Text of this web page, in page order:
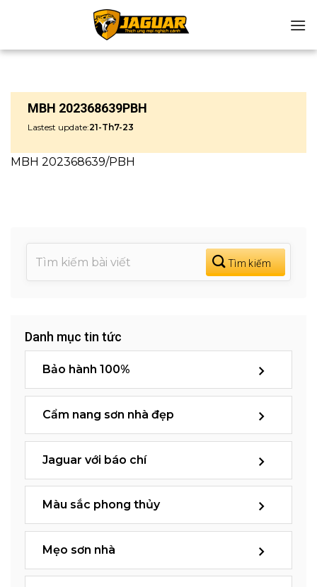
MBH 202368639PBH
Lastest update:21-Th7-23
MBH 202368639/PBH
Danh mục tin tức
Bảo hành 100%
Cẩm nang sơn nhà đẹp
Jaguar với báo chí
Màu sắc phong thủy
Mẹo sơn nhà